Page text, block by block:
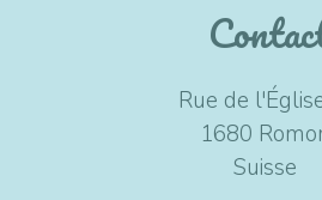
Rue de
1680
Suisse